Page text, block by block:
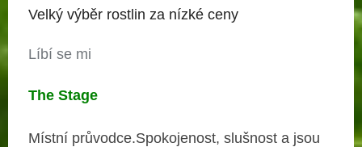
Velký výběr rostlin za nízké ceny
Líbí se mi
The Stage
Místní průvodce.Spokojenost, slušnost a jsou